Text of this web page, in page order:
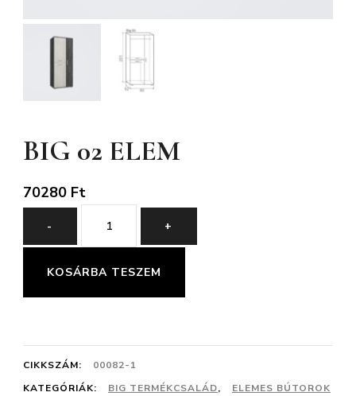
BIG 02 ELEM
70280 Ft
-
02
ELEM
mennyiség
+
KOSÁRBA TESZEM
CIKKSZÁM:
00082-1
KATEGÓRIÁK:
BIG TERMÉKCSALÁD, ELEMES BÚTOROK